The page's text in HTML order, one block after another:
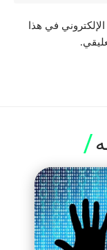
في هذا